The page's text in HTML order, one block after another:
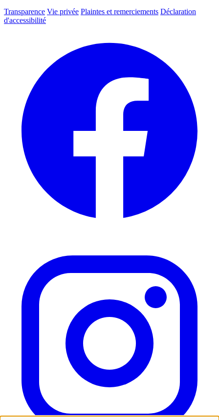
Transparence Vie privée Plaintes et remerciements Déclaration
d'accessibilité